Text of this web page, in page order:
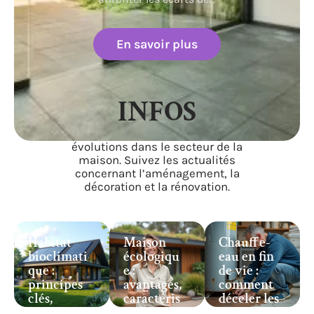
En savoir plus
INFOS
Restez informé sur les tendances et
évolutions dans le secteur de la
maison. Suivez les actualités
concernant l’aménagement, la
décoration et la rénovation.
Habitat
bioclimati
que :
principes
clés,
Maison
écologiqu
e :
avantages,
caractéris
Chauffe-
eau en fin
de vie :
comment
déceler les